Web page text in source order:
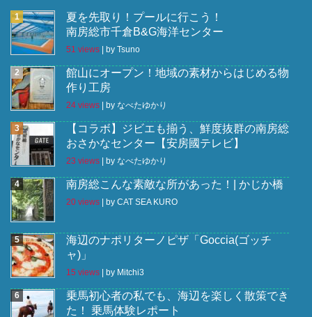
夏を先取り！プールに行こう！
南房総市千倉B&G海洋センター
51 views | by Tsuno
館山にオープン！地域の素材からはじめる物
作り工房
24 views | by なべたゆかり
【コラボ】ジビエも揃う、鮮度抜群の南房総
おさかなセンター【安房國テレビ】
23 views | by なべたゆかり
南房総こんな素敵な所があった！| かじか橋
20 views | by CAT SEA KURO
海辺のナポリターノピザ「Goccia(ゴッチ
ャ)」
15 views | by Mitchi3
乗馬初心者の私でも、海辺を楽しく散策でき
た！ 乗馬体験レポート